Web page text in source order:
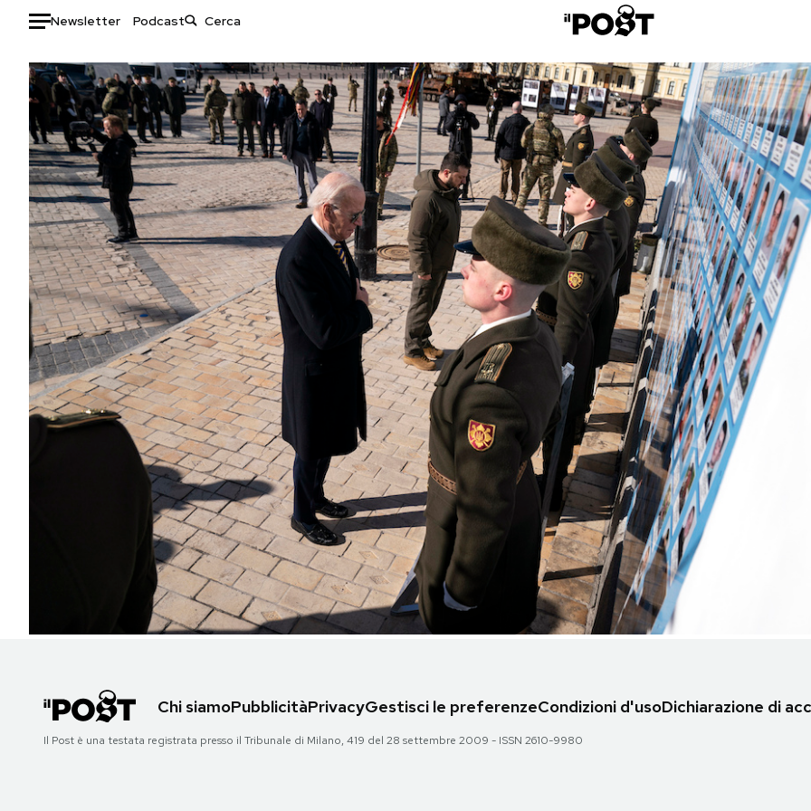
Newsletter Podcast
Auto
HOME
Italia
Mondo
Politica
Tecnologia
Internet
Scienza
Cultura
Economia
Sport
Moda
Libri
Consumismi
Storie/Idee
Ok Boomer!
Media
Europa
Altrecose
Mondiali calcio 2026
PODCAST
NEWSLETTER
I MIEI PREFERITI
AREA PERSONALE
Chi siamoPubblicitàPrivacyGestisci le preferenzeCondizioni d'usoDichiarazione di
Il Post è una testata registrata presso il Tribunale di Milano, 419 del 28 settembre 2009 - ISSN 2610-9980